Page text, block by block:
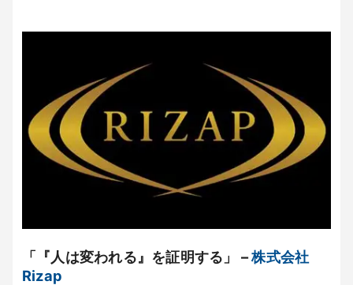
「『人は変われる』を証明する」 –株式会社
Rizap